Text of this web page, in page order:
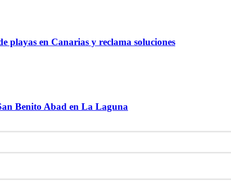
playas en Canarias y reclama soluciones
Benito Abad en La Laguna